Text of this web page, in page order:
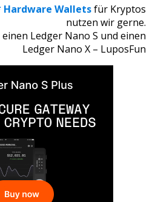
Hardware Walletsfür Kryptos
nutzen wir gerne.
Ledger Nano S und einen
Ledger Nano X – LuposFun